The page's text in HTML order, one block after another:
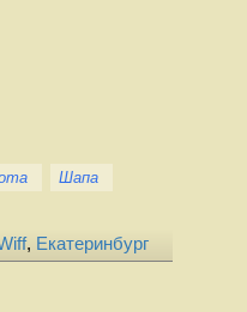
Шапа
, Екатеринбург